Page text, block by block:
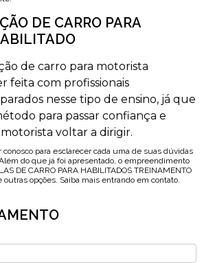
DE CARRO PARA
de carro para motorista
feita com profissionais
nesse tipo de ensino, já que
para passar confiança e
voltar a dirigir.
conosco para esclarecer cada uma de suas dúvidas
do que já foi apresentado, o empreendimento
DE CARRO PARA HABILITADOS TREINAMENTO
outras opções. Saiba mais entrando em contato.